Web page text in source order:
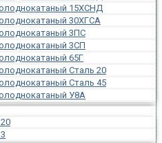
15ХСНД
30ХГСА
3ПС
3СП
65Г
Сталь 20
Сталь 45
У8А